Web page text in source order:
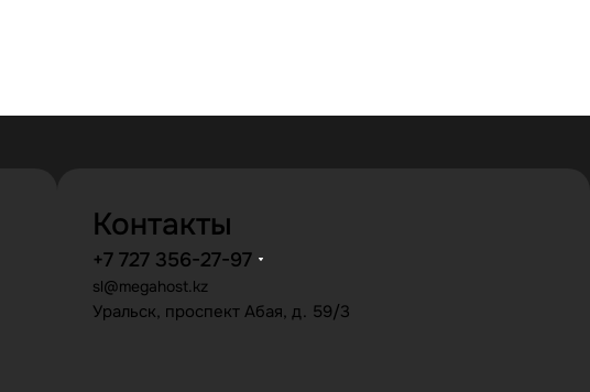
Контакты
+7 727 356-27-97
sl@megahost.kz
Уральск, проспект Абая, д. 59/3